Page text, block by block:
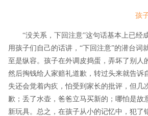
孩
“没关系，下回注意”这句话基本上已经
用孩子们自己的话讲，“下回注意”的潜台
至是纵容。孩子在外调皮捣蛋，弄坏了别人
然后掏钱给人家赔礼道歉，转过头来就告诉
失还会觉着内疚，怕受到家长的批评，但几
歉；丢了水壶，爸爸立马买新的；哪怕是
新玩具。总之，在孩子从小的记忆中，犯